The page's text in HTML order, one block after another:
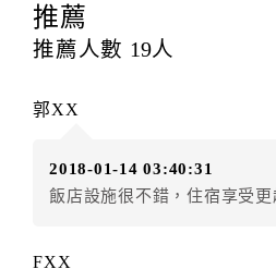
提出申辦不得異動訂單。
每筆訂單異動限定
辦理取消退款。
房者應補足差額。（限原訂飯店
房者不得要求退其差額。（限原
推薦
推薦人數 19人
郭XX
2018-01-14 03:40:31
飯店設施很不錯，住宿享受更
FXX